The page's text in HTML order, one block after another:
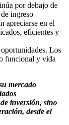
por debajo de
ingreso
apreciarse en el
eficientes y
Los
funcional y vida
mercado
inversión, sino
desde el